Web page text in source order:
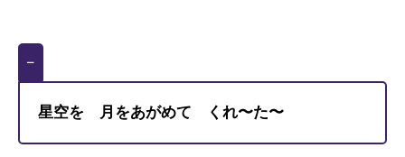
–
星空を 月をあがめて くれ〜た〜